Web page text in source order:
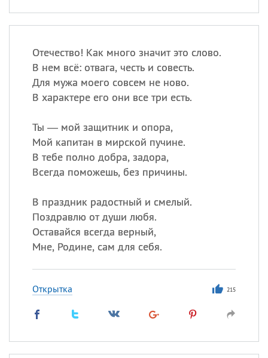
Отечество! Как много значит это слово.
В нем всё: отвага, честь и совесть.
Для мужа моего совсем не ново.
В характере его они все три есть.
Ты — мой защитник и опора,
Мой капитан в мирской пучине.
В тебе полно добра, задора,
Всегда поможешь, без причины.
В праздник радостный и смелый.
Поздравлю от души любя.
Оставайся всегда верный,
Мне, Родине, сам для себя.
Открытка 215